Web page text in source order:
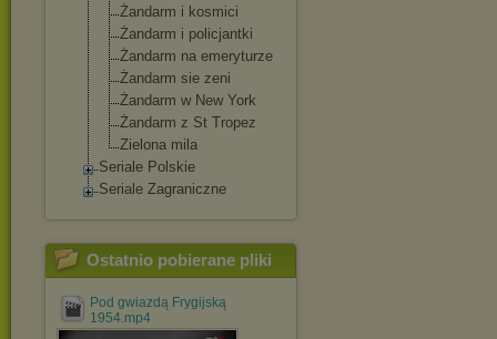
Żandarm i kosmici
Żandarm i policjantki
Żandarm na emeryturze
Żandarm sie zeni
Żandarm w New York
Żandarm z St Tropez
Zielona mila
Seriale Polskie
Seriale Zagraniczne
Ostatnio pobierane pliki
Pod gwiazdą Frygijską
1954.mp4